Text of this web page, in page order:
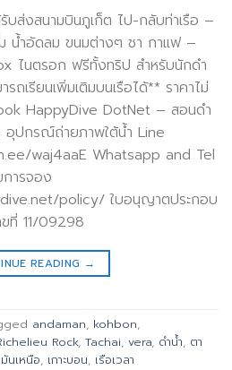
ส่งสนามบินภูเก็ต ไป-กลับท่าเรือ –
น้ำอัดลม ขนมต่างๆ ชา กาแฟ –
ไนตรอก ฟรีทั้งทริป สำหรับนักดำ
ถเรียนเพิ่มเติมบนเรือได้** ราคาไม่
HappyDive DotNet – สอนดำ
ปกรณ์ถ่ายภาพใต้น้ำ Line
waj4aaE Whatsapp and Tel
ารจอง
policy/ ใบอนุญาตประกอบ
ที่ 11/09298
READING →
andaman, kohbon,
Rock, Tachai, vera, ดำน้ำ, ตา
นเหนือ, เกาะบอน, เรือเวลา